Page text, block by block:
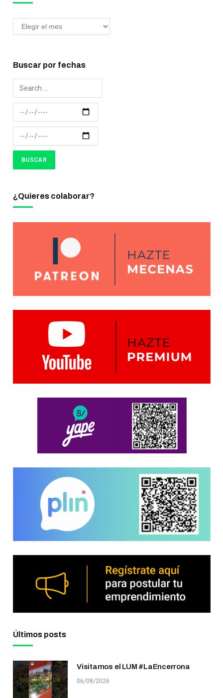
Buscar por fechas
¿Quieres colaborar?
Últimos posts
Visitamos el LUM #LaEncerrona
06/08/2026